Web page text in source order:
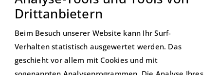
Drittanbietern
Beim Besuch unserer Website kann Ihr Surf-
Verhalten statistisch ausgewertet werden. Das
geschieht vor allem mit Cookies und mit